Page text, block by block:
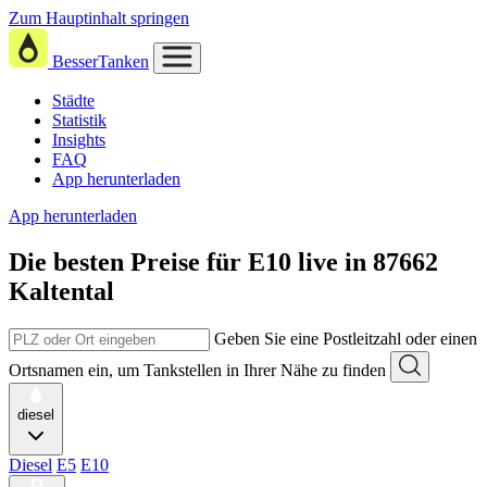
Zum Hauptinhalt springen
BesserTanken
Städte
Statistik
Insights
FAQ
App herunterladen
App herunterladen
Die besten Preise für E10 live in 87662
Kaltental
Geben Sie eine Postleitzahl oder einen
Ortsnamen ein, um Tankstellen in Ihrer Nähe zu finden
diesel
Diesel E5 E10